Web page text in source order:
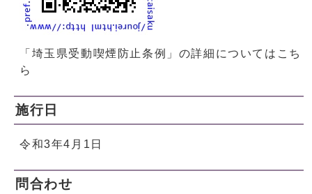
「埼玉県受動喫煙防止条例」の詳細についてはこち
ら
施行日
令和3年4月1日
問合わせ